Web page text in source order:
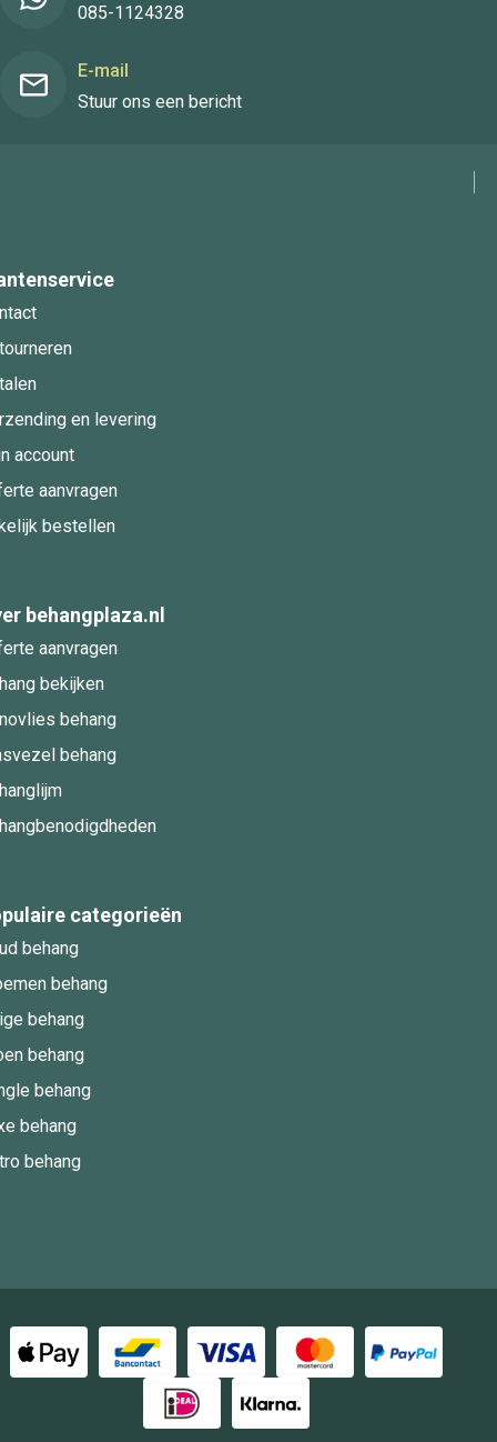
085-1124328
E-mail
Stuur ons een bericht
en levering
account
aanvragen
bestellen
behangplaza.nl
aanvragen
bekijken
behang
behang
categorieën
behang
behang
behang
behang
behang
behang
behang